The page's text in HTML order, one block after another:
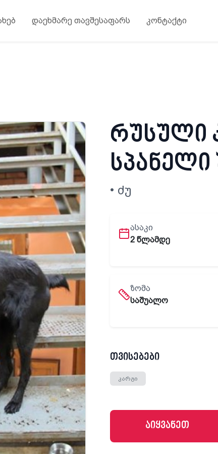
დაეხმარე თავშესაფარს კონტაქტი
რუსული
• ძუ
ᲐᲡᲐᲙᲘ
2 წლამდე
ᲖᲝᲛᲐ
საშუალო
თვისებები
კარგი
აიყვანეთ